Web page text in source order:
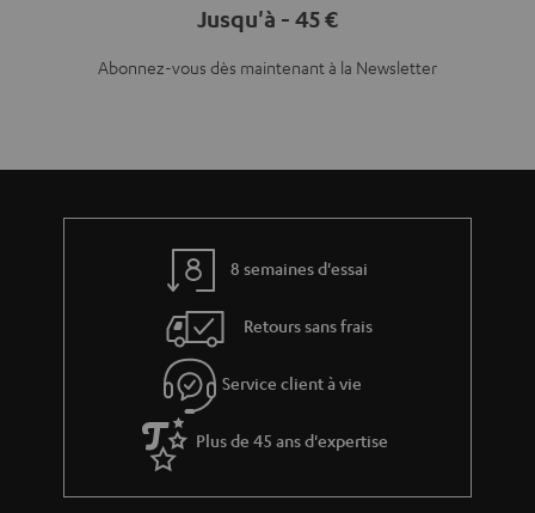
Jusqu'à - 45 €
Abonnez-vous dès maintenant à la Newsletter
8 semaines d'essai
Retours sans frais
Service client à vie
Plus de 45 ans d'expertise